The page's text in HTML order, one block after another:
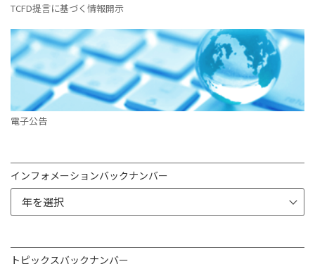
TCFD提言に基づく情報開示
電子公告
インフォメーションバックナンバー
トピックスバックナンバー